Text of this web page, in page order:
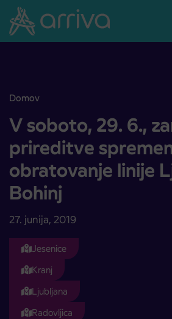
Skoči na vsebino
Domov
V soboto, 29. 6., zaradi prireditve
V soboto, 29. 6.,
prireditve
obratovanje linije
Bohinj
27. junija, 2019
Jesenice
Kranj
Ljubljana
Radovljica